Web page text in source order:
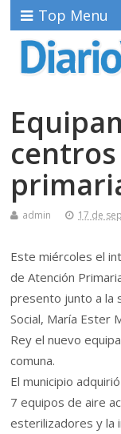
Top Menu
admin 17 de
Este miércoles el
de Atención
presento junto a la
Social, María Ester
Rey el nuevo
comuna.
El municipio
7 equipos de aire
esterilizadores y la